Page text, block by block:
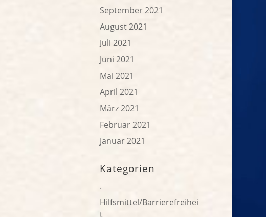
September 2021
August 2021
Juli 2021
Juni 2021
Mai 2021
April 2021
März 2021
Februar 2021
Januar 2021
Kategorien
.
Hilfsmittel/Barrierefreihei
t